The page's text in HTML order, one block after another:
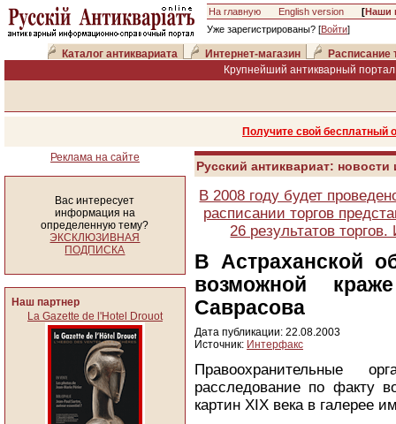
На главную English version [Наши
Уже зарегистрированы? [Войти]
Каталог антиквариата Интернет-магазин
Расписание
Крупнейший антикварный
Получите свой
Реклама на сайте
Вас интересует
информация на
определенную тему?
ЭКСКЛЮЗИВНАЯ
ПОДПИСКА
Наш партнер
La Gazette de l'Hotel Drouot
Русский антиквариат:
В 2008 году будет
расписании торгов
26 результатов
В Астраханской
возможной
Саврасова
Дата публикации: 22.08.2003
Источник: Интерфакс
Правоохранительные
расследование по факту
картин XIX века в галерее